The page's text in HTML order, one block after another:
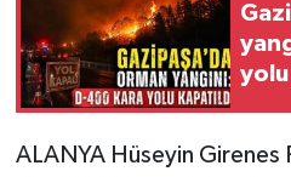
yolu
ALANYA Hüseyin Girenes